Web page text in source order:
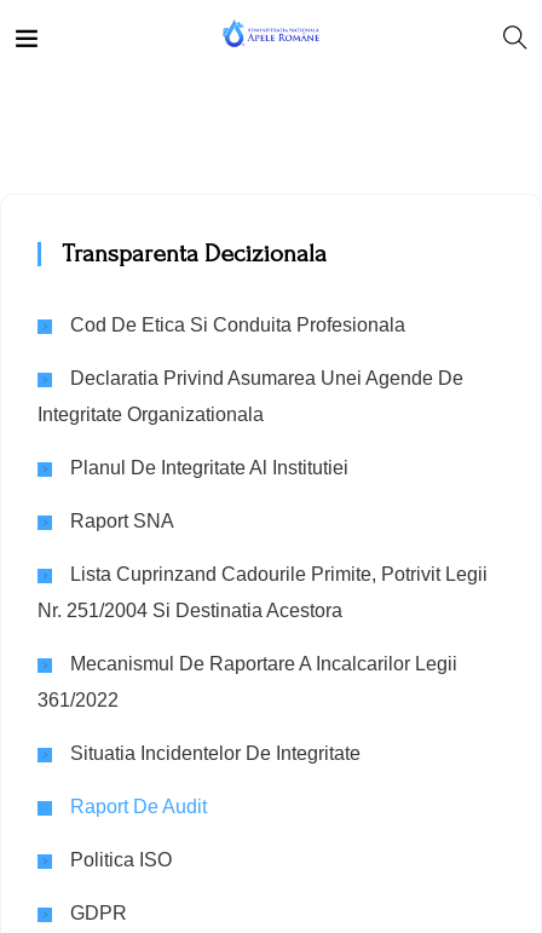
Transparenta Decizionala
Cod De Etica Si Conduita Profesionala
Declaratia Privind Asumarea Unei Agende De
Integritate Organizationala
Planul De Integritate Al Institutiei
Raport SNA
Lista Cuprinzand Cadourile Primite, Potrivit Legii
Nr. 251/2004 Si Destinatia Acestora
Mecanismul De Raportare A Incalcarilor Legii
361/2022
Situatia Incidentelor De Integritate
Raport De Audit
Politica ISO
GDPR